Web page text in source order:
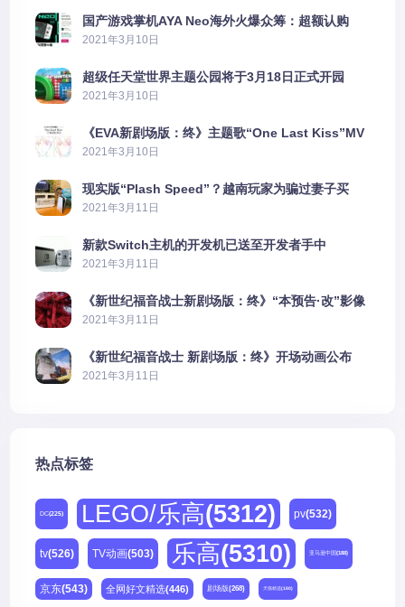
国产游戏掌机AYA Neo海外火爆众筹：超额认购
2606%
2021年3月10日
超级任天堂世界主题公园将于3月18日正式开园
2021年3月10日
《EVA新剧场版：终》主题歌“One Last Kiss”MV
公布
2021年3月10日
现实版“Plash Speed”？越南玩家为骗过妻子买
PS5上演好戏
2021年3月11日
新款Switch主机的开发机已送至开发者手中
2021年3月11日
《新世纪福音战士新剧场版：终》“本预告·改”影像
公开
2021年3月11日
《新世纪福音战士 新剧场版：终》开场动画公布
2021年3月11日
热点标签
DC(225) LEGO/乐高(5312) pv(532)
tv(526) TV动画(503) 乐高(5310) 亚马逊中国(188)
京东(543) 全网好文精选(446) 剧场版(268) 天猫精选(180)